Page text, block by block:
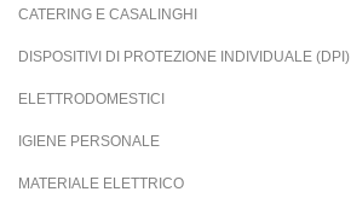
CATERING E CASALINGHI
DISPOSITIVI DI PROTEZIONE INDIVIDUALE (DPI)
ELETTRODOMESTICI
IGIENE PERSONALE
MATERIALE ELETTRICO